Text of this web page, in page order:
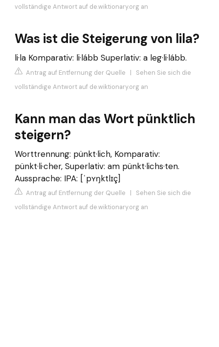
vollständige Antwort auf de.wiktionary.org an
Was ist die Steigerung von lila?
li·la Komparativ: li·lább Superlativ: a leg·li·lább.
Antrag auf Entfernung der Quelle | Sehen Sie sich die
vollständige Antwort auf de.wiktionary.org an
Kann man das Wort pünktlich
steigern?
Worttrennung: pünkt·lich, Komparativ:
pünkt·li·cher, Superlativ: am pünkt·lichs·ten.
Aussprache: IPA: [ˈpʏŋktlɪç]
Antrag auf Entfernung der Quelle | Sehen Sie sich die
vollständige Antwort auf de.wiktionary.org an